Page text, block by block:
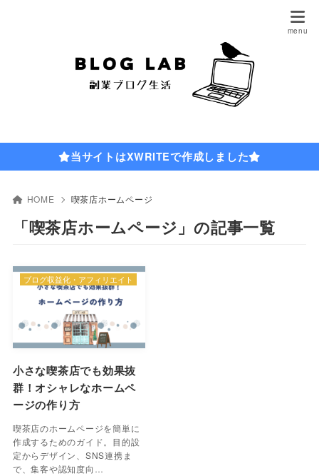
当サイトはXWRITEで作成しました
HOME 喫茶店ホームページ
「喫茶店ホームページ」の記事一覧
小さな喫茶店でも効果抜
群！オシャレなホームペ
ージの作り方
喫茶店のホームページを簡単に
作成するためのガイド。目的設
定からデザイン、SNS連携ま
で、集客や認知度向…
ブログ収益化・アフィリエイト